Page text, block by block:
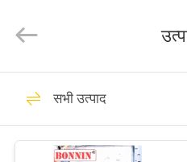
उत्पादों
Rights
by
फ्लेक्सो
प्रूफ़र
सभी उत्पाद